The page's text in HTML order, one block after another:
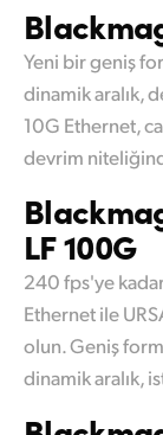
Yeni bir geniş
dinamik aralık,
10G Ethernet,
devrim
LF 100G
240 fps'ye
Ethernet ile
olun. Geniş
dinamik aralık,